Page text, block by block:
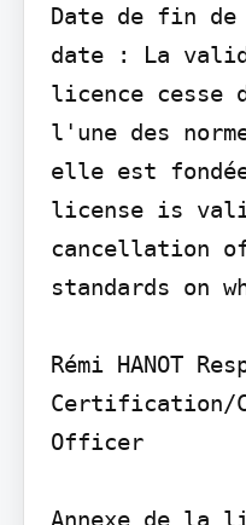
Date de fin
date : La
licence cesse
l'une des
elle est
license is
cancellation
standards on
Rémi HANOT
Certification/
Officer
Annexe de la